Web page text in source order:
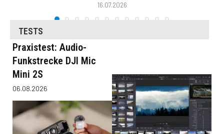
16.07.2026
TESTS
Praxistest: Audio-
Funkstrecke DJI Mic
Mini 2S
06.08.2026